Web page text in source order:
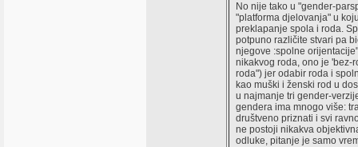
No nije tako u "gender-
"platforma djelovanja" u
preklapanje spola i roda.
potpuno različite stvari pa
njegove :spolne
nikakvog roda, ono je 'bez-
roda") jer odabir roda i
kao muški i ženski rod u
u najmanje tri gender-
gendera ima mnogo više:
društveno priznati i svi
ne postoji nikakva
odluke, pitanje je samo